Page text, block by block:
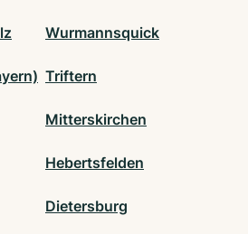
Wurmannsquick
Triftern
Mitterskirchen
Hebertsfelden
Dietersburg